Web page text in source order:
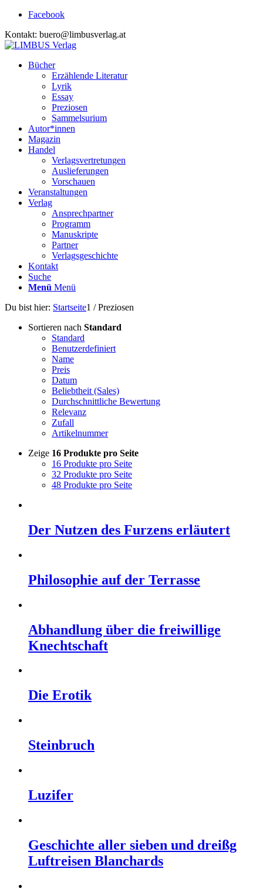
Facebook
Kontakt: buero@limbusverlag.at
Bücher
Erzählende Literatur
Lyrik
Essay
Preziosen
Sammelsurium
Autor*innen
Magazin
Handel
Verlagsvertretungen
Auslieferungen
Vorschauen
Veranstaltungen
Verlag
Ansprechpartner
Programm
Manuskripte
Partner
Verlagsgeschichte
Kontakt
Suche
Menü Menü
Du bist hier: Startseite1 / Preziosen
Sortieren nach Standard
Standard
Benutzerdefiniert
Name
Preis
Datum
Beliebtheit (Sales)
Durchschnittliche Bewertung
Relevanz
Zufall
Artikelnummer
Zeige 16 Produkte pro Seite
16 Produkte pro Seite
32 Produkte pro Seite
48 Produkte pro Seite
Der Nutzen des Furzens erläutert
Philosophie auf der Terrasse
Abhandlung über die freiwillige
Knechtschaft
Die Erotik
Steinbruch
Luzifer
Geschichte aller sieben und dreißg
Luftreisen Blanchards